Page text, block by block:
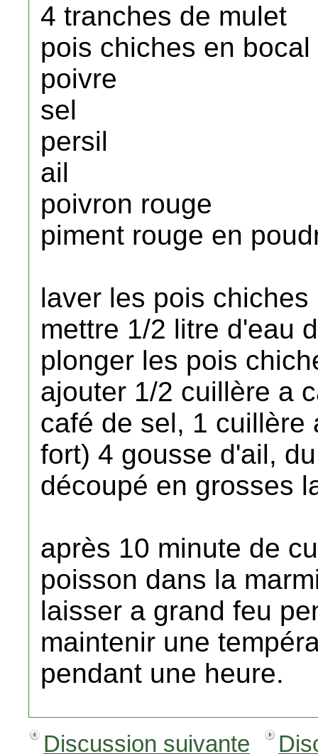
4 tranches de mulet
pois chiches en
poivre
sel
persil
ail
poivron rouge
piment rouge en
laver les pois chiches
mettre 1/2 litre d'eau
plonger les pois
ajouter 1/2 cuillère a
café de sel, 1 cuillère
fort) 4 gousse d'ail,
découpé en grosses
après 10 minute de
poisson dans la
laisser a grand feu
maintenir une
pendant une heure.
Discussion suivante